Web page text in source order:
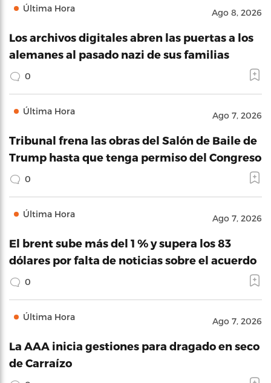
Última Hora Ago 8, 2026
Los archivos digitales abren las puertas a los
alemanes al pasado nazi de sus familias
0
Última Hora Ago 7, 2026
Tribunal frena las obras del Salón de Baile de
Trump hasta que tenga permiso del Congreso
0
Última Hora Ago 7, 2026
El brent sube más del 1 % y supera los 83
dólares por falta de noticias sobre el acuerdo
0
Última Hora Ago 7, 2026
La AAA inicia gestiones para dragado en seco
de Carraízo